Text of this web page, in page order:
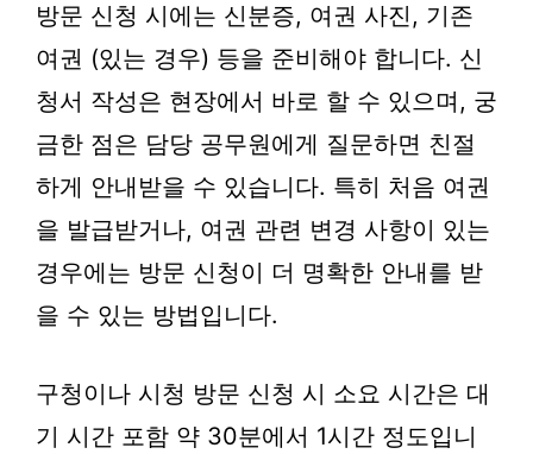
방문 신청 시에는 신분증, 여권 사진, 기존
여권 (있는 경우) 등을 준비해야 합니다. 신
청서 작성은 현장에서 바로 할 수 있으며, 궁
금한 점은 담당 공무원에게 질문하면 친절
하게 안내받을 수 있습니다. 특히 처음 여권
을 발급받거나, 여권 관련 변경 사항이 있는
경우에는 방문 신청이 더 명확한 안내를 받
을 수 있는 방법입니다.
구청이나 시청 방문 신청 시 소요 시간은 대
기 시간 포함 약 30분에서 1시간 정도입니